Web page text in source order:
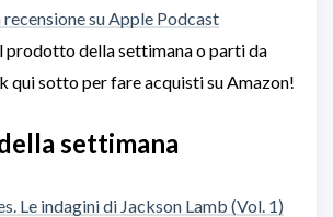
recensione su Apple Podcast
prodotto della settimana o parti da
qui sotto per fare acquisti su Amazon!
settimana
Le indagini di Jackson Lamb (Vol. 1)